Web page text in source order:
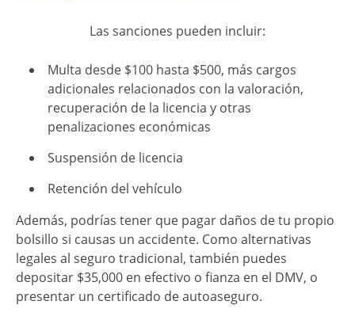
Las sanciones pueden incluir:
Multa desde $100 hasta $500, más cargos
adicionales relacionados con la valoración,
recuperación de la licencia y otras
penalizaciones económicas
Suspensión de licencia
Retención del vehículo
Además, podrías tener que pagar daños de tu propio
bolsillo si causas un accidente. Como alternativas
legales al seguro tradicional, también puedes
depositar $35,000 en efectivo o fianza en el DMV, o
presentar un certificado de autoaseguro.